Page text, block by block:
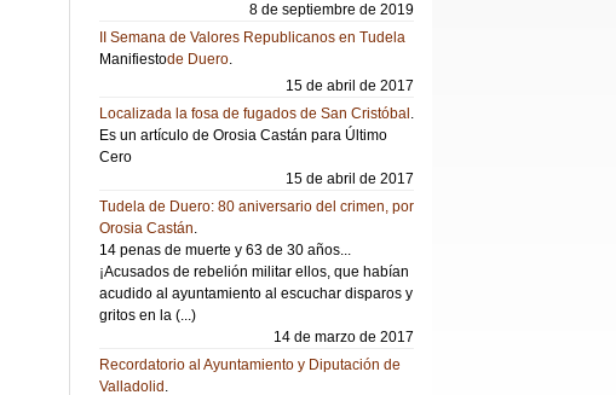
8 de septiembre de 2019
II Semana de Valores Republicanos en Tudela
de Duero.
Manifiesto
15 de abril de 2017
Localizada la fosa de fugados de San Cristóbal .
Es un artículo de Orosia Castán para Último
Cero
15 de abril de 2017
Tudela de Duero: 80 aniversario del crimen, por
Orosia Castán.
14 penas de muerte y 63 de 30 años...
¡Acusados de rebelión militar ellos, que habían
acudido al ayuntamiento al escuchar disparos y
gritos en la (...)
14 de marzo de 2017
Recordatorio al Ayuntamiento y Diputación de
Valladolid .